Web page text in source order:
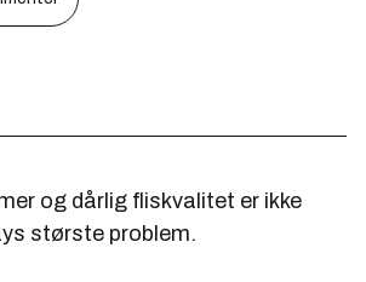
og dårlig fliskvalitet er ikke
største problem.